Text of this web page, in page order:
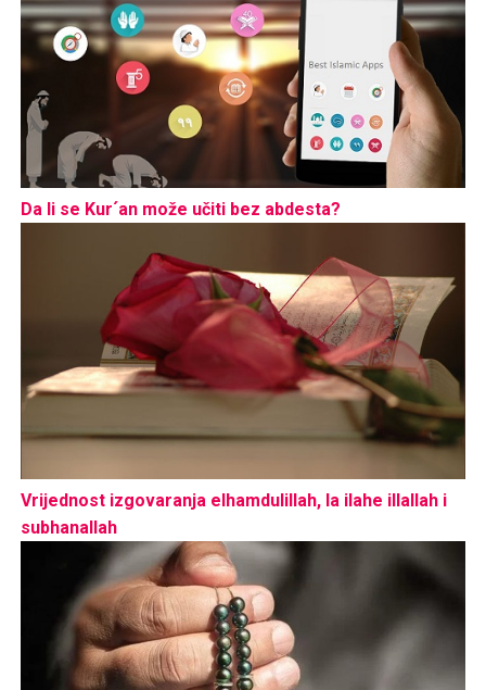
Da li se Kur´an može učiti bez abdesta?
Vrijednost izgovaranja elhamdulillah, la ilahe illallah i
subhanallah